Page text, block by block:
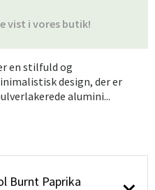
vist i vores butik!
en stilfuld og
design, der er
alumini...
Burnt Paprika